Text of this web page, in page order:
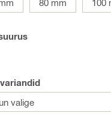
80 mm 100
valige